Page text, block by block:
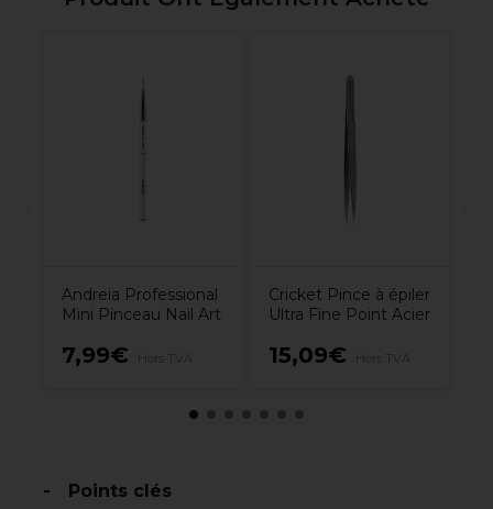
Andreia Professional
Mini Pinceau Nail Art
7,99€
Cricket Pince à épiler
Ultra Fine Point Acier
15,09€
Points clés